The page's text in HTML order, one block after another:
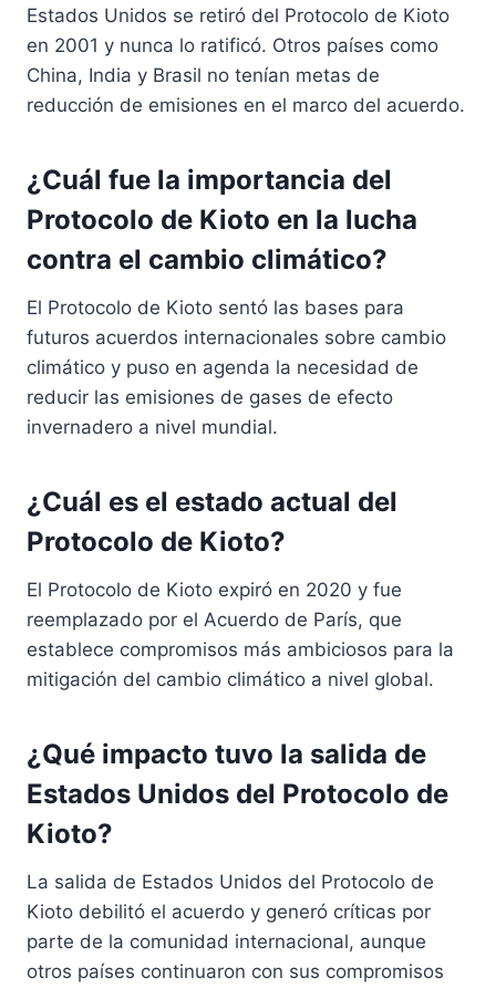
Estados Unidos se retiró del Protocolo de Kioto
en 2001 y nunca lo ratificó. Otros países como
China, India y Brasil no tenían metas de
reducción de emisiones en el marco del acuerdo.
¿Cuál fue la importancia del
Protocolo de Kioto en la lucha
contra el cambio climático?
El Protocolo de Kioto sentó las bases para
futuros acuerdos internacionales sobre cambio
climático y puso en agenda la necesidad de
reducir las emisiones de gases de efecto
invernadero a nivel mundial.
¿Cuál es el estado actual del
Protocolo de Kioto?
El Protocolo de Kioto expiró en 2020 y fue
reemplazado por el Acuerdo de París, que
establece compromisos más ambiciosos para la
mitigación del cambio climático a nivel global.
¿Qué impacto tuvo la salida de
Estados Unidos del Protocolo de
Kioto?
La salida de Estados Unidos del Protocolo de
Kioto debilitó el acuerdo y generó críticas por
parte de la comunidad internacional, aunque
otros países continuaron con sus compromisos